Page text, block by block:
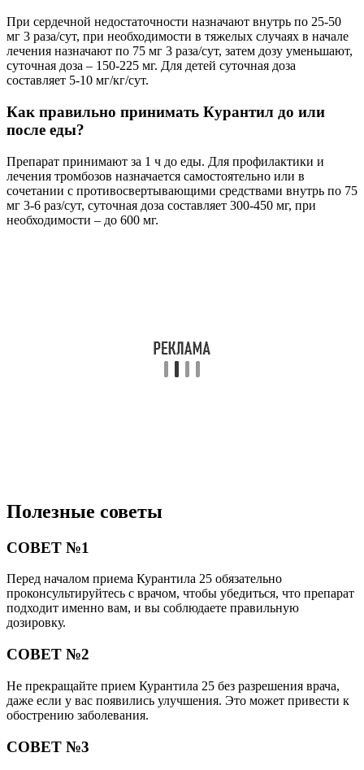
При сердечной недостаточности назначают внутрь по 25-50
мг 3 раза/сут, при необходимости в тяжелых случаях в начале
лечения назначают по 75 мг 3 раза/сут, затем дозу уменьшают,
суточная доза – 150-225 мг. Для детей суточная доза
составляет 5-10 мг/кг/сут.
Как правильно принимать Курантил до или
после еды?
Препарат принимают за 1 ч до еды. Для профилактики и
лечения тромбозов назначается самостоятельно или в
сочетании с противосвертывающими средствами внутрь по 75
мг 3-6 раз/сут, суточная доза составляет 300-450 мг, при
необходимости – до 600 мг.
Полезные советы
СОВЕТ №1
Перед началом приема Курантила 25 обязательно
проконсультируйтесь с врачом, чтобы убедиться, что препарат
подходит именно вам, и вы соблюдаете правильную
дозировку.
СОВЕТ №2
Не прекращайте прием Курантила 25 без разрешения врача,
даже если у вас появились улучшения. Это может привести к
обострению заболевания.
СОВЕТ №3